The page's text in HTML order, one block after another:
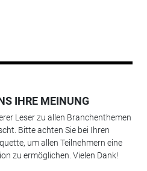
IHRE MEINUNG
Leser zu allen Branchenthemen
Bitte achten Sie bei Ihren
um allen Teilnehmern eine
zu ermöglichen. Vielen Dank!